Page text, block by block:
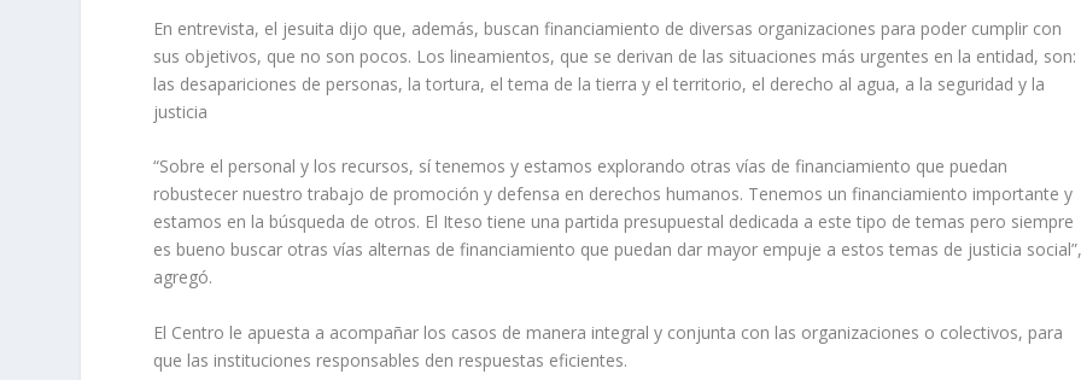
En entrevista, el jesuita dijo que, además, buscan financiamiento de diversas organizaciones para poder cumplir con
sus objetivos, que no son pocos. Los lineamientos, que se derivan de las situaciones más urgentes en la entidad, son:
las desapariciones de personas, la tortura, el tema de la tierra y el territorio, el derecho al agua, a la seguridad y la
justicia
“Sobre el personal y los recursos, sí tenemos y estamos explorando otras vías de financiamiento que puedan
robustecer nuestro trabajo de promoción y defensa en derechos humanos. Tenemos un financiamiento importante y
estamos en la búsqueda de otros. El Iteso tiene una partida presupuestal dedicada a este tipo de temas pero siempre
es bueno buscar otras vías alternas de financiamiento que puedan dar mayor empuje a estos temas de justicia
agregó.
El Centro le apuesta a acompañar los casos de manera integral y conjunta con las organizaciones o colectivos, para
que las instituciones responsables den respuestas eficientes.